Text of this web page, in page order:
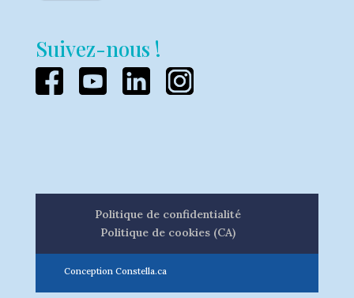
Suivez-nous !
Politique de confidentialité
Politique de cookies (CA)
Conception Constella.ca